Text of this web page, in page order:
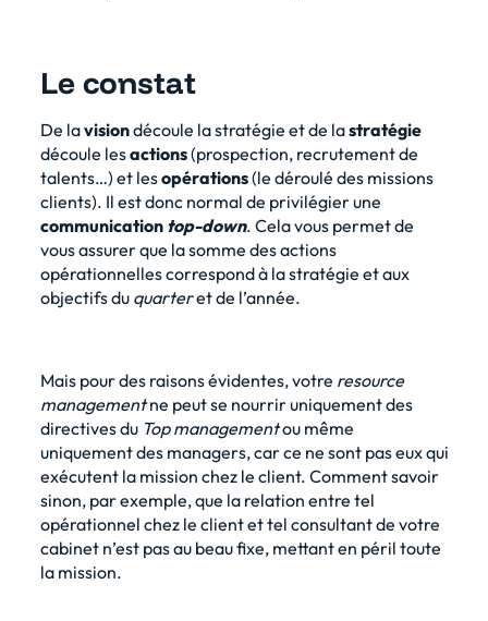
Le constat
De lavisiondécoule la stratégie et de lastratégie
découle lesactions(prospection, recrutement de
talents…) et lesopérations(le déroulé des missions
clients). Il est donc normal de privilégier une
communication top-down. Cela vous permet de
vous assurer que la somme des actions
opérationnelles correspond à la stratégie et aux
objectifs du quarteret de l’année.
Mais pour des raisons évidentes, votre resource
managementne peut se nourrir uniquement des
directives du Top managementou même
uniquement des managers, car ce ne sont pas eux qui
exécutent la mission chez le client. Comment savoir
sinon, par exemple, que la relation entre tel
opérationnel chez le client et tel consultant de votre
cabinet n’est pas au beau fixe, mettant en péril toute
la mission.